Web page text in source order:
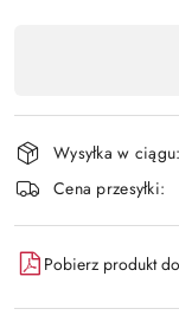
płatność
i
dostawa
Wysyłka w ciągu:
Cena przesyłki:
Pobierz produkt